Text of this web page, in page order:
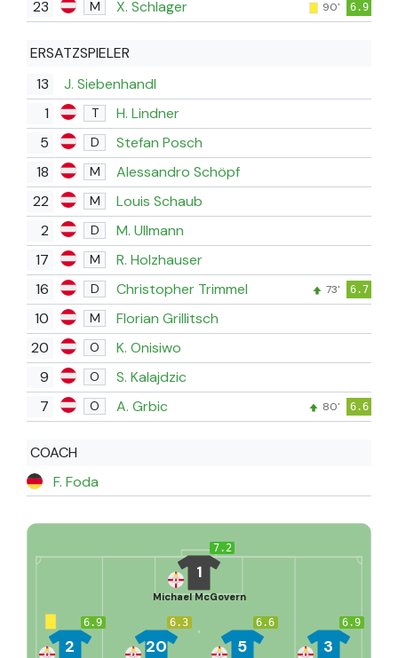
23 M X. Schlager 90' 6.9
ERSATZSPIELER
13
J. Siebenhandl
1
T
H. Lindner
5
D
Stefan Posch
18
M
Alessandro Schöpf
22
M
Louis Schaub
2
D
M. Ullmann
17
M
R. Holzhauser
16
D Christopher Trimmel 73' 6.7
10 M
Florian Grillitsch
20
O
K. Onisiwo
9
O
S. Kalajdzic
7
O A. Grbic 80' 6.6
COACH
F. Foda
7.2
1
Michael McGovern
6.9
3
6.6
5
6.3
20
6.9
2